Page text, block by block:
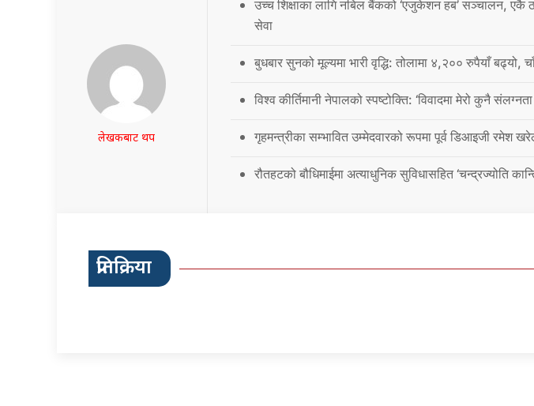
लेखकबाट थप
उच्च शिक्षाका लागि नबिल बैंकको ‘एजुकेशन हब’ सञ्चालन, एकै
सेवा
बुधबार सुनको मूल्यमा भारी वृद्धि: तोलामा ४,२०० रुपैयाँ बढ्यो,
विश्व कीर्तिमानी नेपालको स्पष्टोक्ति: ‘विवादमा मेरो कुनै
गृहमन्त्रीका सम्भावित उम्मेदवारको रूपमा पूर्व डिआइजी रमेश
रौतहटको बौधिमाईमा अत्याधुनिक सुविधासहित ‘चन्द्रज्योति
प्रतिक्रिया